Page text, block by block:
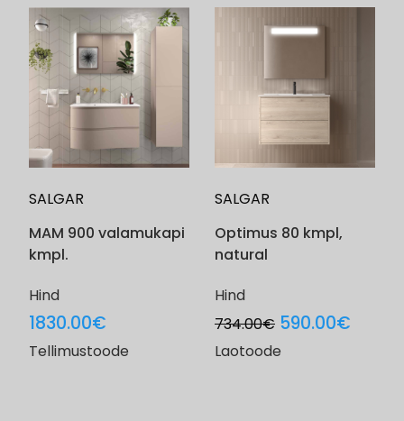
824.00€.650.00€.
2094.00€.
SALGAR
MAM 900 valamukapi
kmpl.
Hind
1830.00€
Tellimustoode
SALGAR
Optimus 80 kmpl,
natural
Hind
734.00€ Original
price
590.00€
Laotoode